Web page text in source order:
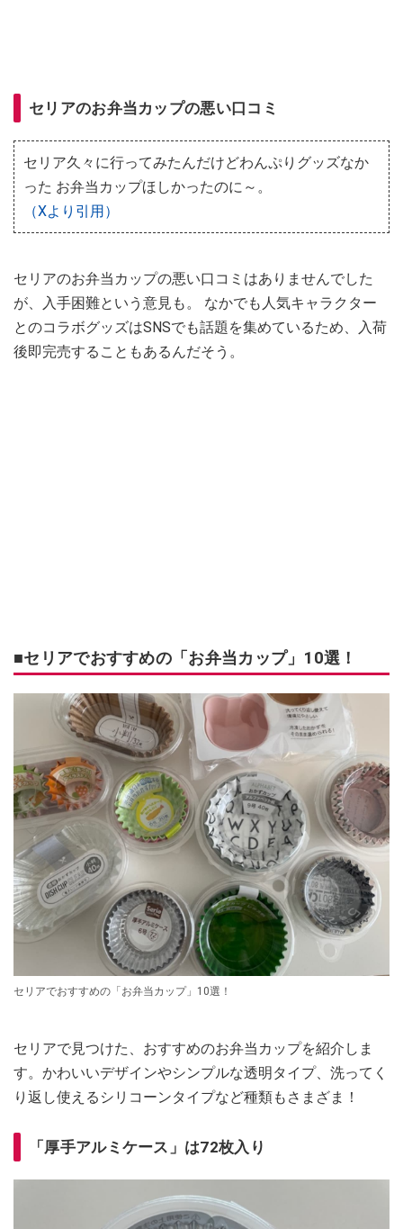
セリアのお弁当カップの悪い口コミ
セリア久々に行ってみたんだけどわんぷりグッズなか
った お弁当カップほしかったのに～。
（Xより引用）
セリアのお弁当カップの悪い口コミはありませんでした
が、入手困難という意見も。 なかでも人気キャラクター
とのコラボグッズはSNSでも話題を集めているため、入荷
後即完売することもあるんだそう。
■セリアでおすすめの「お弁当カップ」10選！
セリアでおすすめの「お弁当カップ」10選！
セリアで見つけた、おすすめのお弁当カップを紹介しま
す。かわいいデザインやシンプルな透明タイプ、洗ってく
り返し使えるシリコーンタイプなど種類もさまざま！
「厚手アルミケース」は72枚入り